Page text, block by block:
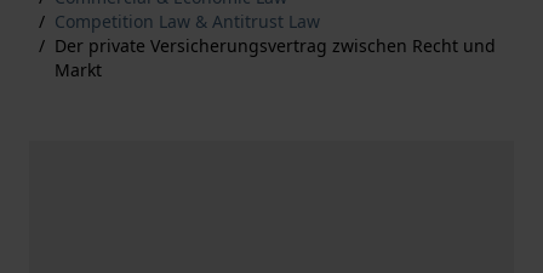
/ Competition Law & Antitrust Law
/ Der private Versicherungsvertrag zwischen Recht und
Markt